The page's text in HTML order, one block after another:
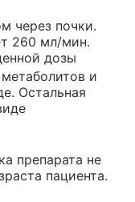
через почки.
260 мл/мин.
дозы
и
Остальная
препарата не
пациента.